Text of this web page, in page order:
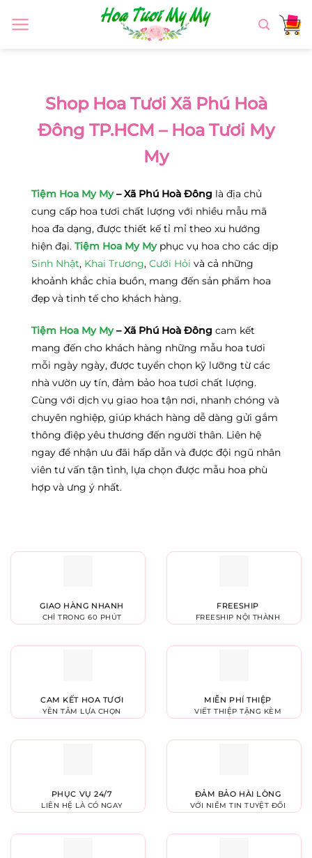
đến
Shop Hoa Tươi Xã Phú Hoà
Đông TP.HCM – Hoa Tươi My
My
Tiệm Hoa My My– Xã Phú Hoà Đông là địa chủ
cung cấp hoa tươi chất lượng với nhiều mẫu mã
hoa đa dạng, được thiết kế tỉ mỉ theo xu hướng
hiện đại. Tiệm Hoa My Myphục vụ hoa cho các dịp
Sinh Nhật, Khai Trương, Cưới Hỏi và cả những
khoảnh khắc chia buồn, mang đến sản phẩm hoa
đẹp và tinh tế cho khách hàng.
Tiệm Hoa My My– Xã Phú Hoà Đông cam kết
mang đến cho khách hàng những mẫu hoa tươi
mỗi ngày ngày, được tuyển chọn kỹ lưỡng từ các
nhà vườn uy tín, đảm bảo hoa tươi chất lượng.
Cùng với dịch vụ giao hoa tận nơi, nhanh chóng và
chuyên nghiệp, giúp khách hàng dễ dàng gửi gắm
thông điệp yêu thương đến người thân. Liên hệ
ngay để nhận ưu đãi hấp dẫn và được đội ngũ nhân
viên tư vấn tận tình, lựa chọn được mẫu hoa phù
hợp và ưng ý nhất.
GIAO HÀNG NHANH
CHỈ TRONG 60 PHÚT
FREESHIP
FREESHIP NỘI THÀNH
CAM KẾT HOA TƯƠI
YÊN TÂM LỰA CHỌN
MIỄN PHÍ THIỆP
VIẾT THIỆP TẶNG KÈM
PHỤC VỤ 24/7
LIÊN HỆ LÀ CÓ NGAY
ĐẢM BẢO HÀI LÒNG
VỚI NIỀM TIN TUYỆT ĐỐI